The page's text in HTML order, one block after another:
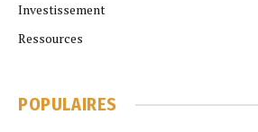
Investissement
Ressources
POPULAIRES